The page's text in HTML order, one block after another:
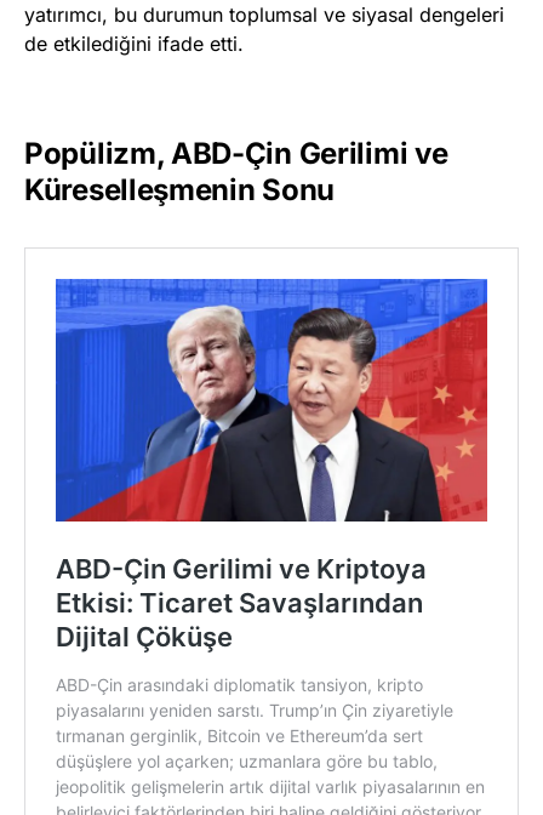
yatırımcı, bu durumun toplumsal ve siyasal dengeleri
de etkilediğini ifade etti.
Popülizm, ABD-Çin Gerilimi ve
Küreselleşmenin Sonu